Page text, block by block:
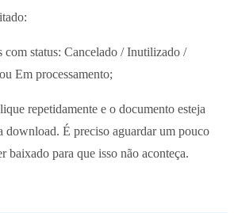
com status: Cancelado / Inutilizado /
Em processamento;
repetidamente e o documento esteja
download. É preciso aguardar um pouco
baixado para que isso não aconteça.